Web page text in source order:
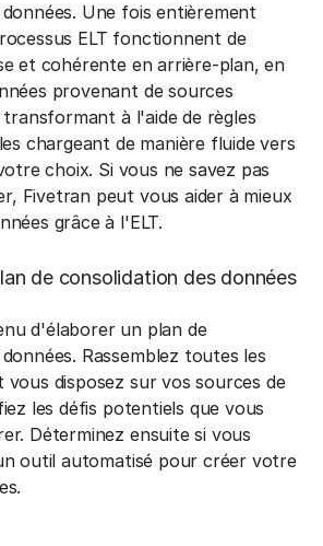
Une fois entièrement
ELT fonctionnent de
et cohérente en arrière-plan, en
provenant de sources
à l'aide de règles
chargeant de manière fluide vers
choix. Si vous ne savez pas
Fivetran peut vous aider à mieux
grâce à l'ELT.
de consolidation des données
d'élaborer un plan de
Rassemblez toutes les
disposez sur vos sources de
les défis potentiels que vous
Déterminez ensuite si vous
outil automatisé pour créer votre